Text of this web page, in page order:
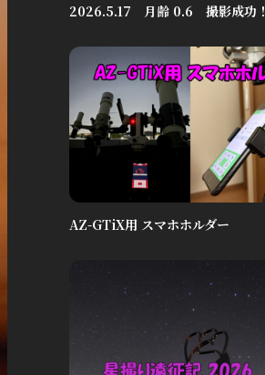
2026.5.17 月齢 0.6 撮影成功！
AZ-GTiX用 スマホホルダー